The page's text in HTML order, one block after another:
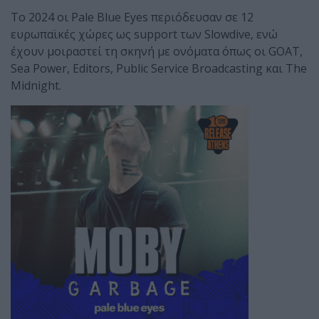
Το 2024 οι Pale Blue Eyes περιόδευσαν σε 12
ευρωπαϊκές χώρες ως support των Slowdive, ενώ
έχουν μοιραστεί τη σκηνή με ονόματα όπως οι GOAT,
Sea Power, Editors, Public Service Broadcasting και The
Midnight.